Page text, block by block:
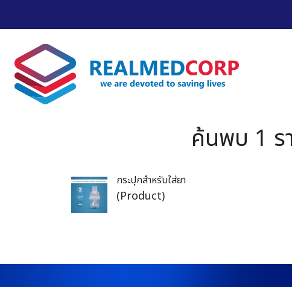
ค้นพบ 1 ร
กระปุกสำหรับใส่ยา
(Product)